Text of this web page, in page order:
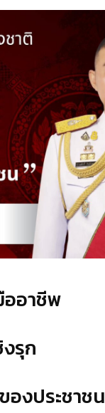
ออาชีพ
รุก
องประชาชน